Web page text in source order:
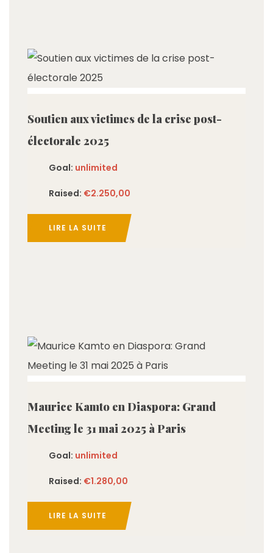
Soutien aux victimes de la crise post-
électorale 2025
Goal: unlimited
Raised: €2.250,00
LIRE LA SUITE
Maurice Kamto en Diaspora: Grand
Meeting le 31 mai 2025 à Paris
Goal: unlimited
Raised: €1.280,00
LIRE LA SUITE